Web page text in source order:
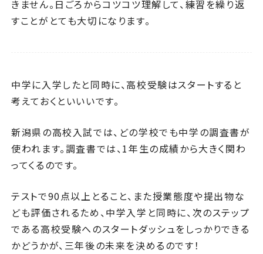
きません。日ごろからコツコツ理解して、練習を繰り返
すことがとても大切になります。
中学に入学したと同時に、高校受験はスタートすると
考えておくといいいです。
新潟県の高校入試では、どの学校でも中学の調査書が
使われます。調査書では、1年生の成績から大きく関わ
ってくるのです。
テストで90点以上とること、また授業態度や提出物な
ども評価されるため、中学入学と同時に、次のステップ
である高校受験へのスタートダッシュをしっかりできる
かどうかが、三年後の未来を決めるのです！